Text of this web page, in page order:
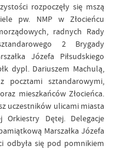
rozpoczęły się mszą
pw. NMP w Złocieńcu
radnych Rady
2 Brygady
Józefa Piłsudskiego
dypl. Dariuszem Machulą,
pocztami sztandarowymi,
mieszkańców Złocieńca.
uczestników ulicami miasta
Orkiestry Dętej. Delegacje
Marszałka Józefa
odbyła się pod pomnikiem